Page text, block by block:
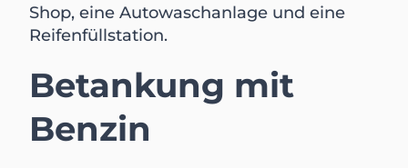
Shop, eine Autowaschanlage und eine
Reifenfüllstation.
Betankung mit
Benzin